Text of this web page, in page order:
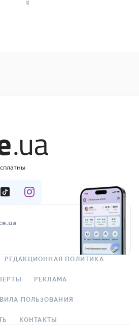
РЕДАКЦИОННАЯ ПОЛИТИКА
РЕКЛАМА
ПОЛЬЗОВАНИЯ
КОНТАКТЫ